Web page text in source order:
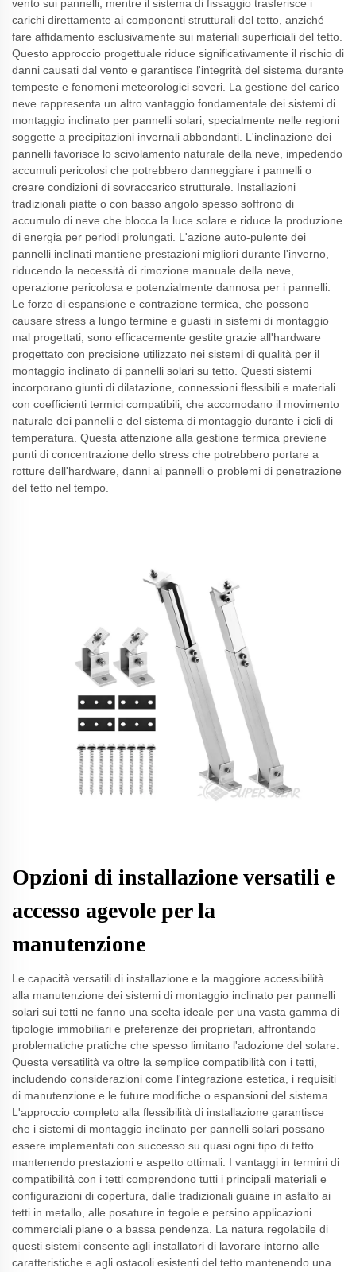
vento sui pannelli, mentre il sistema di fissaggio trasferisce i
carichi direttamente ai componenti strutturali del tetto, anziché
fare affidamento esclusivamente sui materiali superficiali del tetto.
Questo approccio progettuale riduce significativamente il rischio di
danni causati dal vento e garantisce l'integrità del sistema durante
tempeste e fenomeni meteorologici severi. La gestione del carico
neve rappresenta un altro vantaggio fondamentale dei sistemi di
montaggio inclinato per pannelli solari, specialmente nelle regioni
soggette a precipitazioni invernali abbondanti. L'inclinazione dei
pannelli favorisce lo scivolamento naturale della neve, impedendo
accumuli pericolosi che potrebbero danneggiare i pannelli o
creare condizioni di sovraccarico strutturale. Installazioni
tradizionali piatte o con basso angolo spesso soffrono di
accumulo di neve che blocca la luce solare e riduce la produzione
di energia per periodi prolungati. L'azione auto-pulente dei
pannelli inclinati mantiene prestazioni migliori durante l'inverno,
riducendo la necessità di rimozione manuale della neve,
operazione pericolosa e potenzialmente dannosa per i pannelli.
Le forze di espansione e contrazione termica, che possono
causare stress a lungo termine e guasti in sistemi di montaggio
mal progettati, sono efficacemente gestite grazie all'hardware
progettato con precisione utilizzato nei sistemi di qualità per il
montaggio inclinato di pannelli solari su tetto. Questi sistemi
incorporano giunti di dilatazione, connessioni flessibili e materiali
con coefficienti termici compatibili, che accomodano il movimento
naturale dei pannelli e del sistema di montaggio durante i cicli di
temperatura. Questa attenzione alla gestione termica previene
punti di concentrazione dello stress che potrebbero portare a
rotture dell'hardware, danni ai pannelli o problemi di penetrazione
del tetto nel tempo.
Opzioni di installazione versatili e
accesso agevole per la
manutenzione
Le capacità versatili di installazione e la maggiore accessibilità
alla manutenzione dei sistemi di montaggio inclinato per pannelli
solari sui tetti ne fanno una scelta ideale per una vasta gamma di
tipologie immobiliari e preferenze dei proprietari, affrontando
problematiche pratiche che spesso limitano l'adozione del solare.
Questa versatilità va oltre la semplice compatibilità con i tetti,
includendo considerazioni come l'integrazione estetica, i requisiti
di manutenzione e le future modifiche o espansioni del sistema.
L'approccio completo alla flessibilità di installazione garantisce
che i sistemi di montaggio inclinato per pannelli solari possano
essere implementati con successo su quasi ogni tipo di tetto
mantenendo prestazioni e aspetto ottimali. I vantaggi in termini di
compatibilità con i tetti comprendono tutti i principali materiali e
configurazioni di copertura, dalle tradizionali guaine in asfalto ai
tetti in metallo, alle posature in tegole e persino applicazioni
commerciali piane o a bassa pendenza. La natura regolabile di
questi sistemi consente agli installatori di lavorare intorno alle
caratteristiche e agli ostacoli esistenti del tetto mantenendo una